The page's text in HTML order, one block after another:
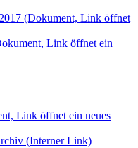
(Dokument, Link öffnet
Link öffnet ein
Link öffnet ein neues
(Interner Link)